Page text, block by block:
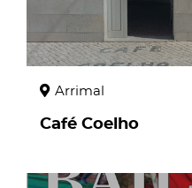
Arrimal
Café Coelho